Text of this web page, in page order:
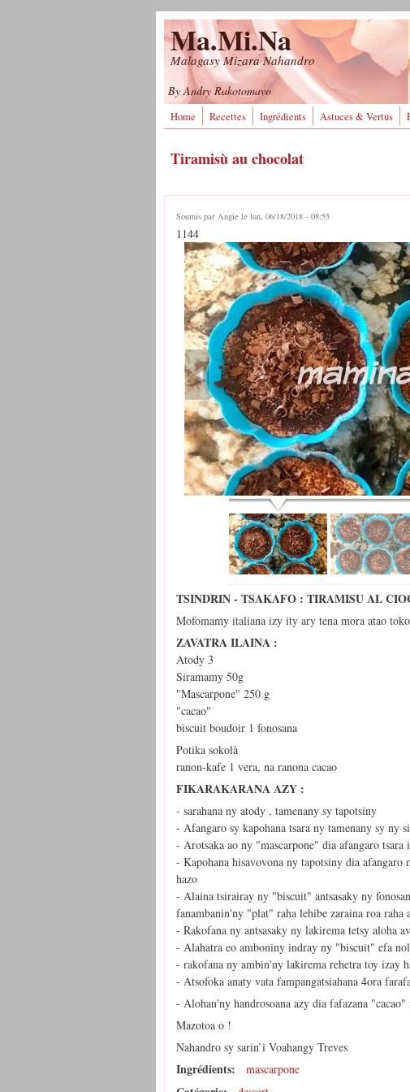
Ma.Mi.Na
Malagasy Mizara Nahandro
By Andry Rakotomavo
Home Recettes Ingrédients Astuces & Vertus
Tiramisù au chocolat
Soumis par Angie le lun, 06/18/2018 - 08:55
1144
TSINDRIN - TSAKAFO : TIRAMISU AL
Mofomamy italiana izy ity ary tena mora atao
ZAVATRA ILAINA :
Atody 3
Siramamy 50g
"Mascarpone" 250 g
"cacao"
biscuit boudoir 1 fonosana
Potika sokolà
ranon-kafe 1 vera, na ranona cacao
FIKARAKARANA AZY :
- sarahana ny atody , tamenany sy tapotsiny
- Afangaro sy kapohana tsara ny tamenany sy ny
- Arotsaka ao ny "mascarpone" dia afangaro tsara
- Kapohana hisavovona ny tapotsiny dia afangaro
hazo
- Alaina tsirairay ny "biscuit" antsasaky ny
fanambanin'ny "plat" raha lehibe zaraina roa raha
- Rakofana ny antsasaky ny lakirema tetsy aloha
- Alahatra eo amboniny indray ny "biscuit" efa
- rakofana ny ambin'ny lakirema rehetra toy izay
- Atsofoka anaty vata fampangatsiahana 4ora
- Alohan'ny handrosoana azy dia fafazana
Mazotoa o !
Nahandro sy sarin’i Voahangy Treves
Ingrédients: mascarpone